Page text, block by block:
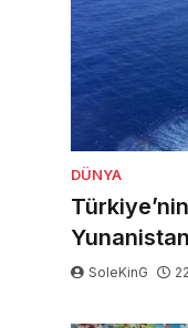
DÜNYA
SoleKinG